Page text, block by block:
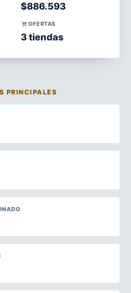
$886.593
OFERTAS
3 tiendas
PRINCIPALES